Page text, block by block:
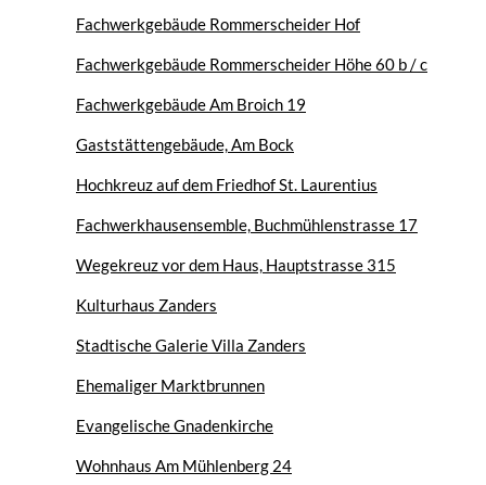
Fachwerkgebäude Rommerscheider Hof
Fachwerkgebäude Rommerscheider Höhe 60 b / c
Fachwerkgebäude Am Broich 19
Gaststättengebäude, Am Bock
Hochkreuz auf dem Friedhof St. Laurentius
Fachwerkhausensemble, Buchmühlenstrasse 17
Wegekreuz vor dem Haus, Hauptstrasse 315
Kulturhaus Zanders
Stadtische Galerie Villa Zanders
Ehemaliger Marktbrunnen
Evangelische Gnadenkirche
Wohnhaus Am Mühlenberg 24